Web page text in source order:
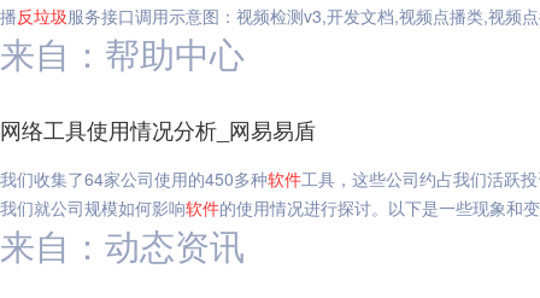
播反垃圾服务接口调用示意图：视频检测v3,开发文档,视频点播类,视频
来自：帮助中心
网络工具使用情况分析_网易易盾
我们收集了64家公司使用的450多种软件工具，这些公司约占我们活跃
我们就公司规模如何影响软件的使用情况进行探讨。以下是一些现象和
来自：动态资讯